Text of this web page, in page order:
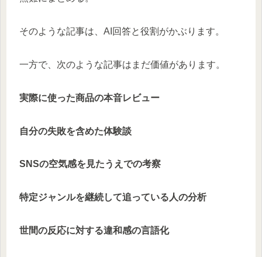
そのような記事は、AI回答と役割がかぶります。
一方で、次のような記事はまだ価値があります。
実際に使った商品の本音レビュー
自分の失敗を含めた体験談
SNSの空気感を見たうえでの考察
特定ジャンルを継続して追っている人の分析
世間の反応に対する違和感の言語化